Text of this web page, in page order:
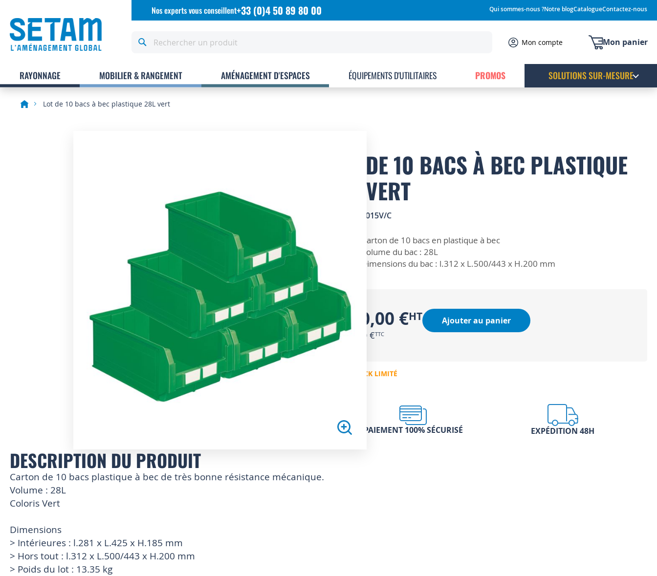
Allez
Qui sommes-nous ?Notre blogCatalogueContactez-nous
Nos experts vous conseillent+33 (0)4 50 89 80 00
Mon panier
Mon compte
RAYONNAGE MOBILIER & RANGEMENT AMÉNAGEMENT D'ESPACES ÉQUIPEMENTS D'UTILITAIRES PROMOS SOLUTIONS SUR-MESURE
Lot de 10 bacs à bec plastique 28L vert
Skip
the
beginning
of
the
LOT DE 10 BACS À BEC PLASTIQUE
28L VERT
2002015V/C
Carton de 10 bacs en plastique à bec
Volume du bac : 28L
Dimensions du bac : l.312 x L.500/443 x H.200 mm
160,00 €
192,00 €
Ajouter au panier
EN STOCK LIMITÉ
PAIEMENT 100% SÉCURISÉ EXPÉDITION 48H
DESCRIPTION DU PRODUIT
Carton de 10 bacs plastique à bec de très bonne résistance mécanique.
Volume : 28L
Coloris Vert
Dimensions
> Intérieures : l.281 x L.425 x H.185 mm
> Hors tout : l.312 x L.500/443 x H.200 mm
> Poids du lot : 13.35 kg